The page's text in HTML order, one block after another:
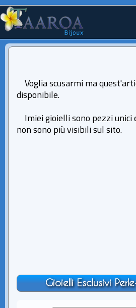
Voglia scusarmi ma
disponibile.
Imiei gioielli sono pezzi unici
non sono più visibili sul sito.
Gioielli Esclusivi